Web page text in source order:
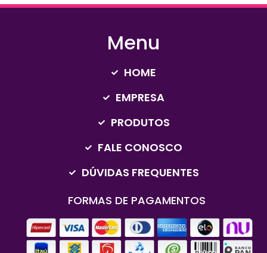
Menu
HOME
EMPRESA
PRODUTOS
FALE CONOSCO
DÚVIDAS FREQUENTES
FORMAS DE PAGAMENTOS